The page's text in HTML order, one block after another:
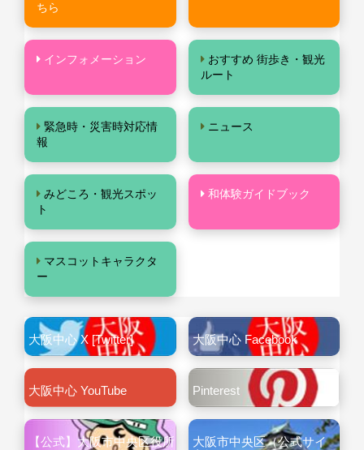
ちら
インフォメーション
おすすめ 街歩き・観光
ルート
緊急時・災害時対応情
報
ニュース
みどころ・観光スポッ
ト
和体験ガイドブック
マスコットキャラクタ
ー
大阪中心 X [Twitter] 大阪中心 Facebook
大阪中心 YouTube Pinterest
【公式】大阪市中央区役所
大阪市中央区（公式サイ